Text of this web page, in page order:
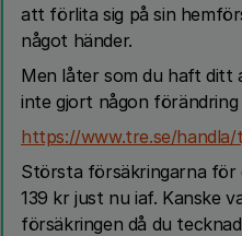
att förlita sig på sin
något händer.
Men låter som du haft ditt
inte gjort någon förändring
https://www.tre.se/
Största försäkringarna för
139 kr just nu iaf. Kanske
försäkringen då du